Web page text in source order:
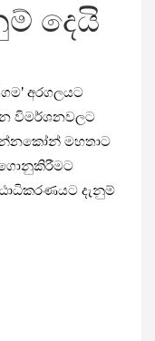
දෙයි
අරගලයට
විමර්ශනවලට
මහතාට
ගොනුකිරීමට
දැනුම්